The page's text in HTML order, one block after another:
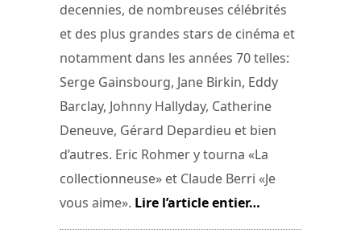
decennies, de nombreuses célébrités
et des plus grandes stars de cinéma et
notamment dans les années 70 telles:
Serge Gainsbourg, Jane Birkin, Eddy
Barclay, Johnny Hallyday, Catherine
Deneuve, Gérard Depardieu et bien
d’autres. Eric Rohmer y tourna «La
collectionneuse» et Claude Berri «Je
vous aime». Lire l’article entier…